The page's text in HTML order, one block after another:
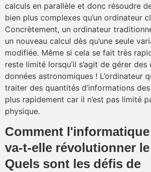
calculs en parallèle et donc résoudre
bien plus complexes qu’un ordinateur
Concrètement, un ordinateur
un nouveau calcul dès qu’une seule
modifiée. Même si cela se fait très
reste limité lorsqu’il s’agit de gérer
données astronomiques ! L’ordinateur
traiter des quantités d’informations
plus rapidement car il n’est pas limité
physique.
Comment
va-t-elle révolutionner
Quels sont les défis de